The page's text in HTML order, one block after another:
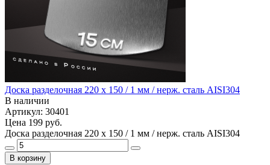
Доска разделочная 220 х 150 / 1 мм / нерж. сталь AISI304
В наличии
Артикул: 30401
Цена 199 руб.
Доска разделочная 220 х 150 / 1 мм / нерж. сталь AISI304
В корзину